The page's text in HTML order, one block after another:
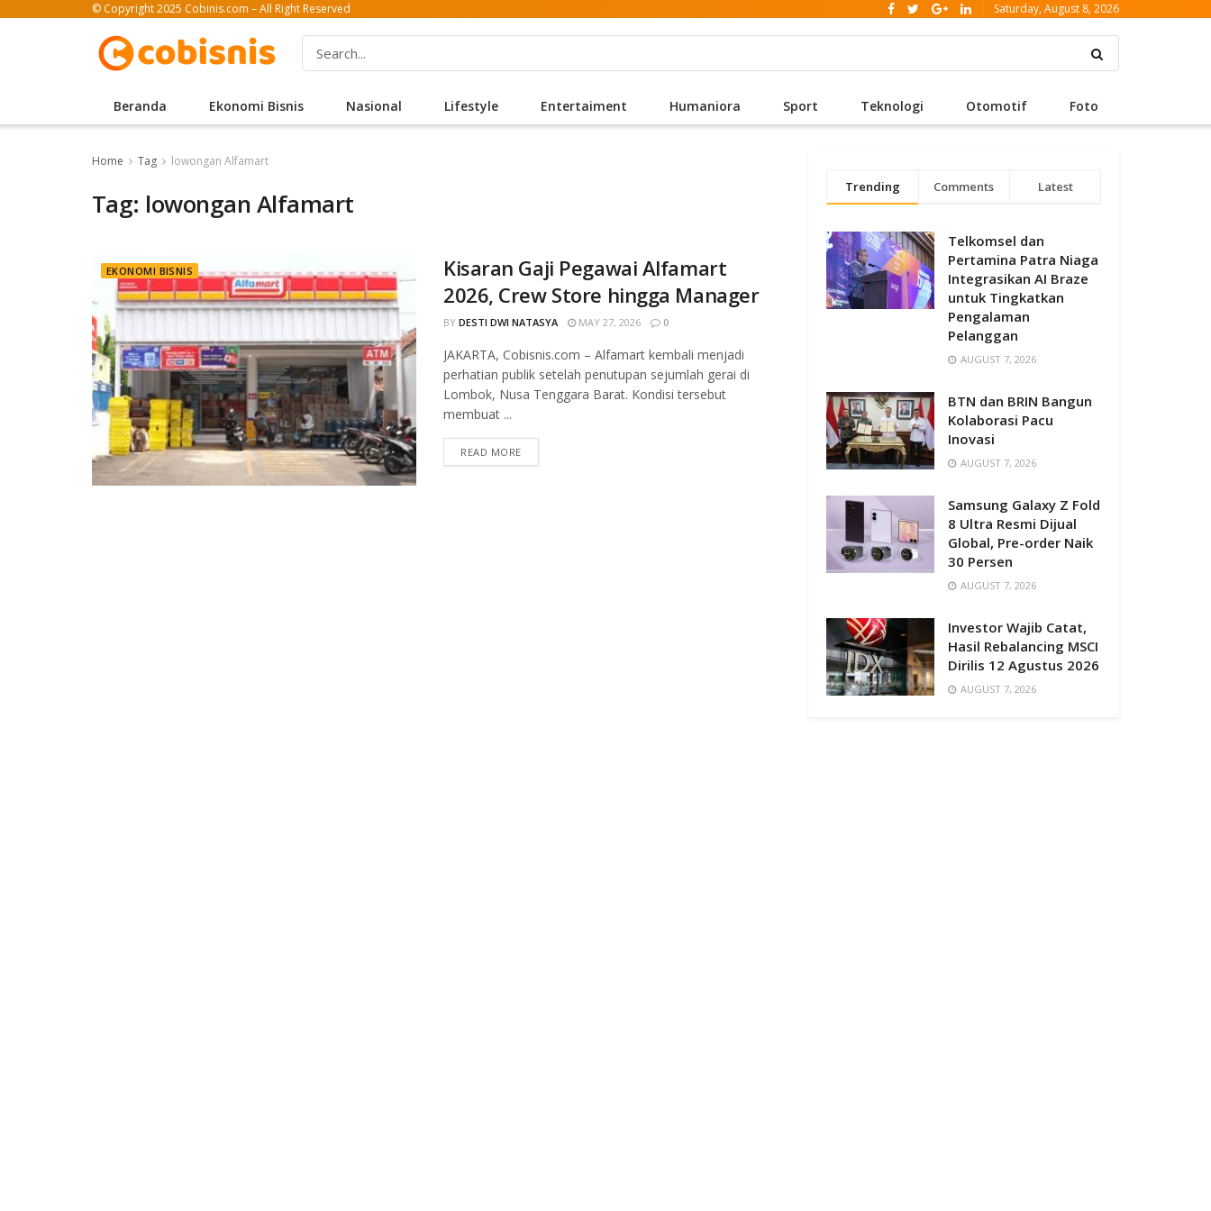
© Copyright 2025 Cobinis.com – All Right Reserved Saturday, August 8, 2026
Beranda Ekonomi Bisnis Nasional Lifestyle Entertaiment Humaniora Sport Teknologi Otomotif Foto
Home Tag lowongan Alfamart
Tag: lowongan Alfamart
EKONOMI BISNIS
Kisaran Gaji Pegawai Alfamart
2026, Crew Store hingga Manager
BY DESTI DWI NATASYA MAY 27, 2026 0
JAKARTA, Cobisnis.com – Alfamart kembali menjadi
perhatian publik setelah penutupan sejumlah gerai di
Lombok, Nusa Tenggara Barat. Kondisi tersebut
membuat ...
READ MORE
Trending Comments Latest
Telkomsel dan
Pertamina Patra Niaga
Integrasikan AI Braze
untuk Tingkatkan
Pengalaman
Pelanggan
AUGUST 7, 2026
BTN dan BRIN Bangun
Kolaborasi Pacu
Inovasi
AUGUST 7, 2026
Samsung Galaxy Z Fold
8 Ultra Resmi Dijual
Global, Pre-order Naik
30 Persen
AUGUST 7, 2026
Investor Wajib Catat,
Hasil Rebalancing MSCI
Dirilis 12 Agustus 2026
AUGUST 7, 2026